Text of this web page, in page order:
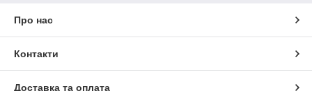
Про нас
Контакти
Доставка та оплата